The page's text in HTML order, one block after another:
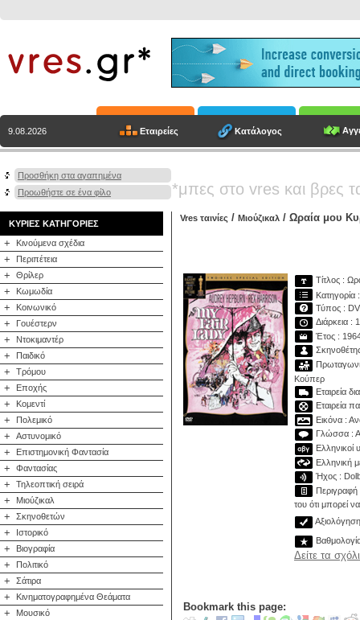
9.08.2026 Εταιρείες Κατάλογος
Προσθήκη στα αγαπημένα
Προωθήστε σε ένα φίλο
*μπες στο vres και βρες
ΚΥΡΙΕΣ ΚΑΤΗΓΟΡΙΕΣ
+ Κινούμενα σχέδια
+ Περιπέτεια
+ Θρίλερ
+ Κωμωδία
+ Κοινωνικό
+ Γουέστερν
+ Ντοκιμαντέρ
+ Παιδικό
+ Τρόμου
+ Εποχής
+ Κομεντί
+ Πολεμικό
+ Αστυνομικό
+ Επιστημονική Φαντασία
+ Φαντασίας
+ Τηλεοπτική σειρά
+ Μιούζικαλ
+ Σκηνοθετών
+ Ιστορικό
+ Βιογραφία
+ Πολιτικό
+ Σάτιρα
+ Κινηματογραφημένα Θεάματα
+ Μουσικό
Vres ταινίες / Μιούζικαλ / Ωραία μου
Τίτλος :
Κατηγορία
Τύπος :
Διάρκεια :
Έτος :
Κούπερ
Εταιρεία
Εταιρεία
Εικόνα :
Γλώσσα :
Ελληνικοί
Ελληνική
Ήχος :
Περιγραφή
του ότι μπορεί
Δείτε τα
Bookmark this page: